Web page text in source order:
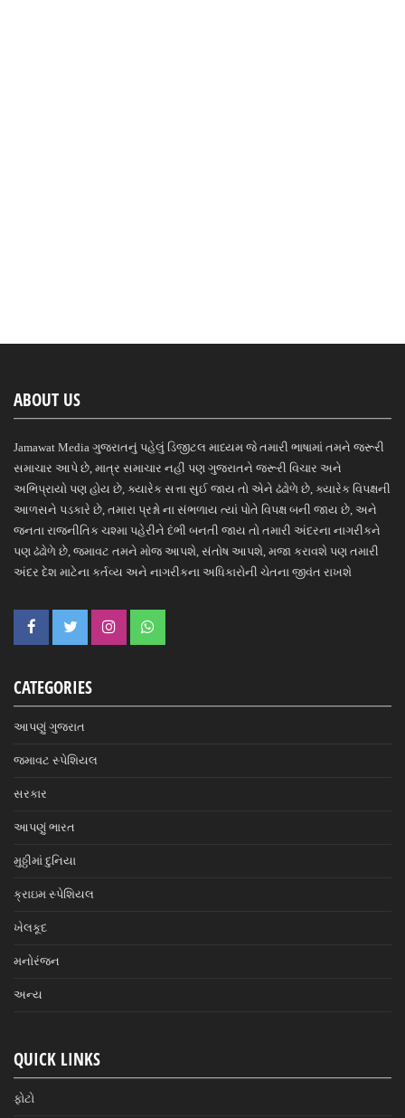
ABOUT US
Jamawat Media ગુજરાતનું પહેલું ડિજીટલ માધ્યમ જે તમારી ભાષામાં તમને જરૂરી
સમાચાર આપે છે, માત્ર સમાચાર નહીં પણ ગુજરાતને જરૂરી વિચાર અને
અભિપ્રાયો પણ હોય છે, ક્યારેક સત્તા સુઈ જાય તો એને ઢંઢોળે છે, ક્યારેક વિપક્ષની
આળસને પડકારે છે, તમારા પ્રશ્નો ના સંભળાય ત્યાં પોતે વિપક્ષ બની જાય છે, અને
જનતા રાજનીતિક ચશ્મા પહેરીને દંભી બનતી જાય તો તમારી અંદરના નાગરીકને
પણ ઢંઢોળે છે, જમાવટ તમને મોજ આપશે, સંતોષ આપશે, મજા કરાવશે પણ તમારી
અંદર દેશ માટેના કર્તવ્ય અને નાગરીકના અધિકારોની ચેતના જીવંત રાખશે
CATEGORIES
આપણું ગુજરાત
જમાવટ સ્પેશિયલ
સરકાર
આપણું ભારત
મુઠ્ઠીમાં દુનિયા
ક્રાઇમ સ્પેશિયલ
ખેલકૂદ
મનોરંજન
અન્ય
QUICK LINKS
ફોટો